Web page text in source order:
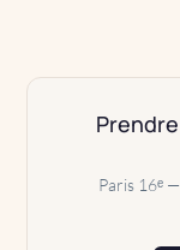
Paris 16ᵉ